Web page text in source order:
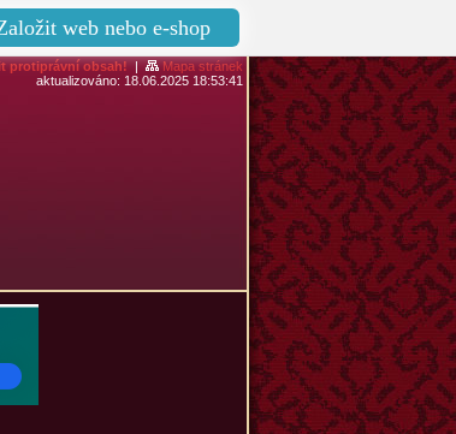
web nebo e-shop
protiprávní obsah!|
Mapa stránek
aktualizováno: 18.06.2025 18:53:41